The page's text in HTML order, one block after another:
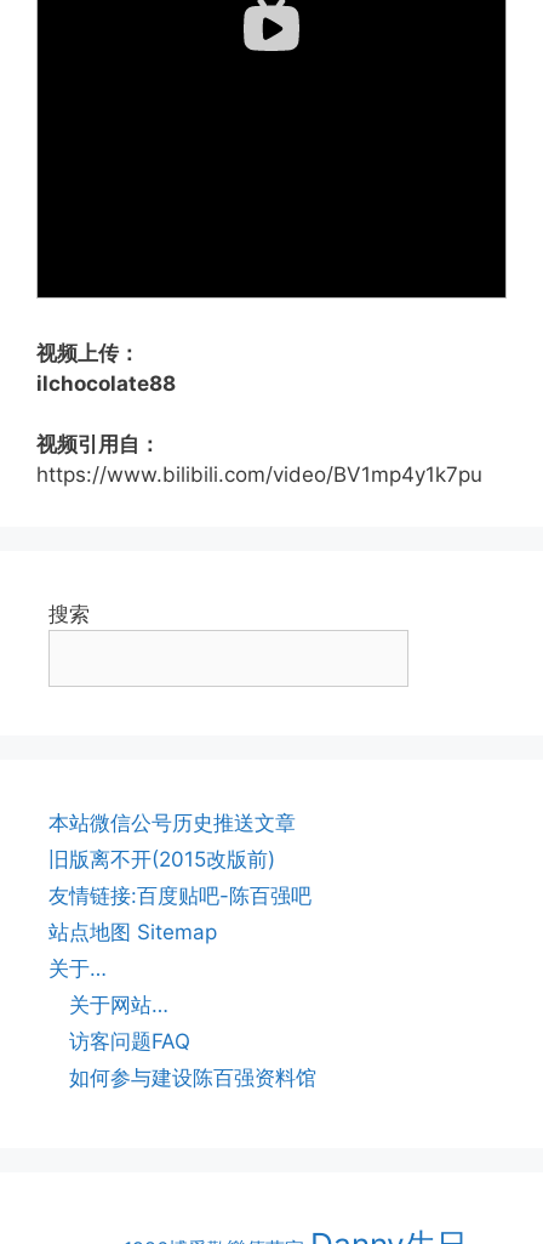
视频上传：
ilchocolate88
视频引用自：
https://www.bilibili.com/video/BV1mp4y1k7pu
搜索
本站微信公号历史推送文章
旧版离不开(2015改版前)
友情链接:百度贴吧-陈百强吧
站点地图 Sitemap
关于…
关于网站…
访客问题FAQ
如何参与建设陈百强资料馆